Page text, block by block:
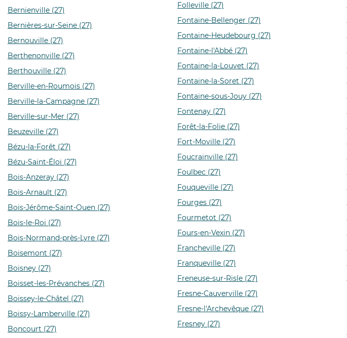
Bernienville (27)
Bernières-sur-Seine (27)
Bernouville (27)
Berthenonville (27)
Berthouville (27)
Berville-en-Roumois (27)
Berville-la-Campagne (27)
Berville-sur-Mer (27)
Beuzeville (27)
Bézu-la-Forêt (27)
Bézu-Saint-Éloi (27)
Bois-Anzeray (27)
Bois-Arnault (27)
Bois-Jérôme-Saint-Ouen (27)
Bois-le-Roi (27)
Bois-Normand-près-Lyre (27)
Boisemont (27)
Boisney (27)
Boisset-les-Prévanches (27)
Boissey-le-Châtel (27)
Boissy-Lamberville (27)
Boncourt (27)
Folleville (27)
Fontaine-Bellenger (27)
Fontaine-Heudebourg (27)
Fontaine-l'Abbé (27)
Fontaine-la-Louvet (27)
Fontaine-la-Soret (27)
Fontaine-sous-Jouy (27)
Fontenay (27)
Forêt-la-Folie (27)
Fort-Moville (27)
Foucrainville (27)
Foulbec (27)
Fouqueville (27)
Fourges (27)
Fourmetot (27)
Fours-en-Vexin (27)
Francheville (27)
Franqueville (27)
Freneuse-sur-Risle (27)
Fresne-Cauverville (27)
Fresne-l'Archevêque (27)
Fresney (27)